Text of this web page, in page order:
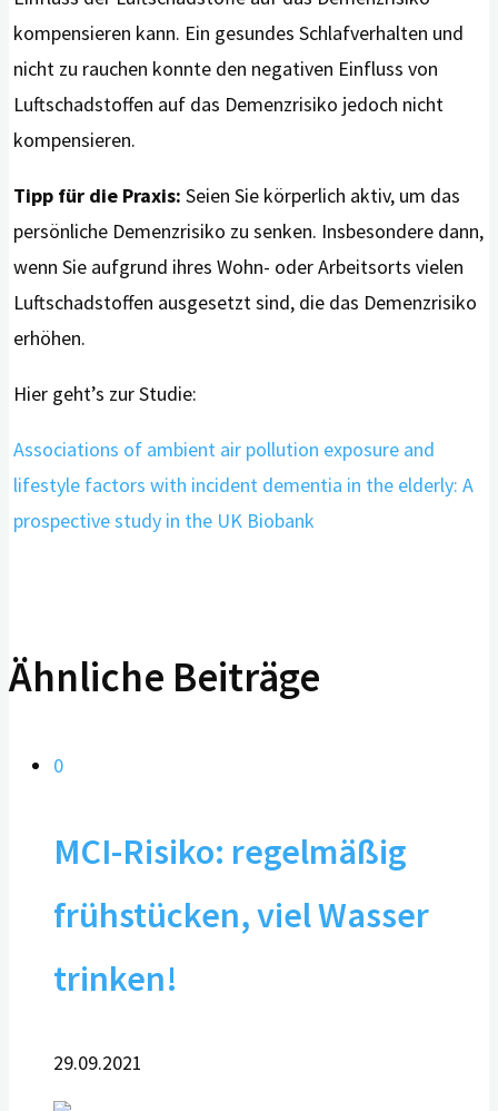
kompensieren kann. Ein gesundes Schlafverhalten und
nicht zu rauchen konnte den negativen Einfluss von
Luftschadstoffen auf das Demenzrisiko jedoch nicht
kompensieren.
Tipp für die Praxis: Seien Sie körperlich aktiv, um das
persönliche Demenzrisiko zu senken. Insbesondere dann,
wenn Sie aufgrund ihres Wohn- oder Arbeitsorts vielen
Luftschadstoffen ausgesetzt sind, die das Demenzrisiko
erhöhen.
Hier geht’s zur Studie:
Associations of ambient air pollution exposure and
lifestyle factors with incident dementia in the elderly: A
prospective study in the UK Biobank
Ähnliche Beiträge
0
MCI-Risiko: regelmäßig
frühstücken, viel Wasser
trinken!
29.09.2021